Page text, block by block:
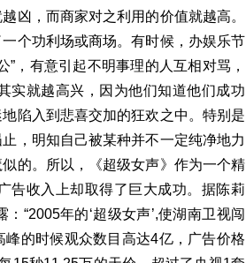
凶，而商家对之利用的价值就越高。
个功利场或商场。有时候，办娱乐节
，有意引起不明事理的人互相对骂，
实就越高兴，因为他们知道他们成功
陷入到悲喜交加的狂欢之中。特别是
，明知自己被某种并不一定纯净地力
的。所以，《超级女声》作为一个精
告收入上却取得了巨大成功。据陈莉
“2005年的‘超级女声’,使湖南卫视闯
的时候观众数目高达4亿，广告价格